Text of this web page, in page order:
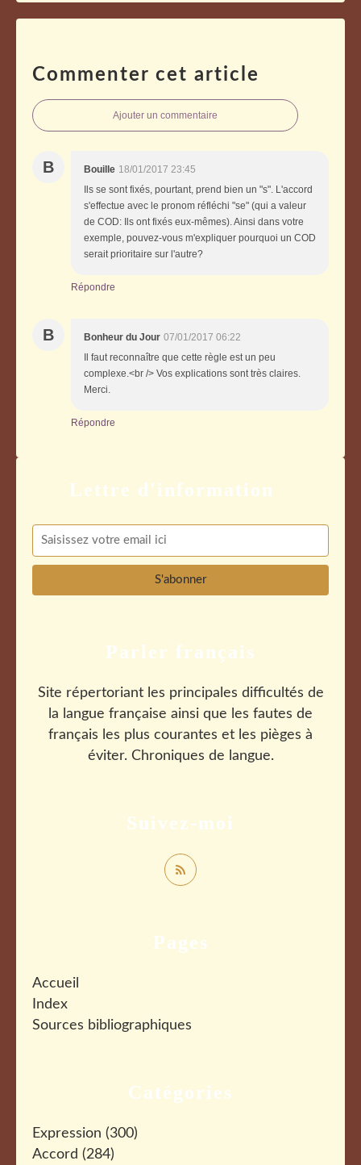
Commenter cet article
Ajouter un commentaire
B Bouille 18/01/2017 23:45
Ils se sont fixés, pourtant, prend bien un "s". L'accord
s'effectue avec le pronom réfléchi "se" (qui a valeur
de COD: Ils ont fixés eux-mêmes). Ainsi dans votre
exemple, pouvez-vous m'expliquer pourquoi un COD
serait prioritaire sur l'autre?
Répondre
B Bonheur du Jour 07/01/2017 06:22
Il faut reconnaître que cette règle est un peu
complexe.<br /> Vos explications sont très claires.
Merci.
Répondre
Catégories
Expression (300)
Accord (284)
Pages
Accueil
Index
Sources bibliographiques
Suivez-moi
Parler français
Site répertoriant les principales difficultés de
la langue française ainsi que les fautes de
français les plus courantes et les pièges à
éviter. Chroniques de langue.